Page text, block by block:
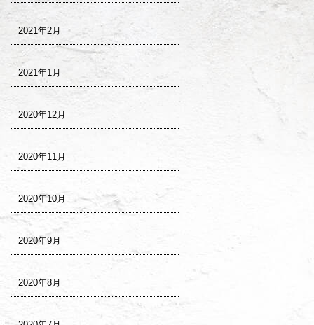
2021年2月
2021年1月
2020年12月
2020年11月
2020年10月
2020年9月
2020年8月